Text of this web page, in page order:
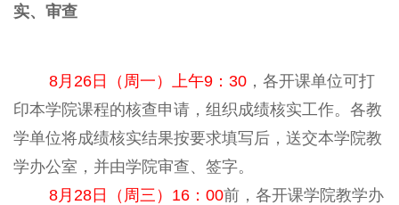
实、审查
8月26日（周一）上午9：30 ，各开课单位可打
印本学院课程的核查申请，组织成绩核实工作。各教
学单位将成绩核实结果按要求填写后，送交本学院教
学办公室，并由学院审查、签字。
8月28日（周三）16：00前，各开课学院教学办